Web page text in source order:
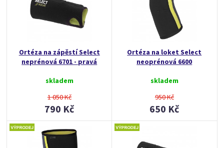
Ortéza na zápěstí Select
neprénová 6701 - pravá
skladem
1 050 Kč
790 Kč
Ortéza na loket Select
neoprénová 6600
skladem
950 Kč
650 Kč